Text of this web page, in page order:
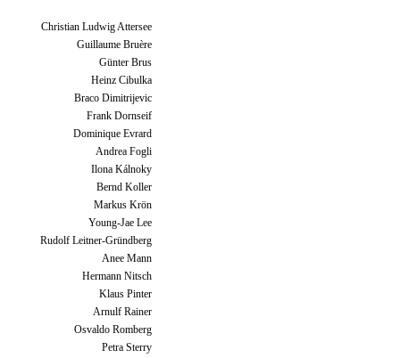
Christian Ludwig Attersee
Guillaume Bruère
Günter Brus
Heinz Cibulka
Braco Dimitrijevic
Frank Dornseif
Dominique Evrard
Andrea Fogli
Ilona Kálnoky
Bernd Koller
Markus Krön
Young-Jae Lee
Rudolf Leitner-Gründberg
Anee Mann
Hermann Nitsch
Klaus Pinter
Arnulf Rainer
Osvaldo Romberg
Petra Sterry